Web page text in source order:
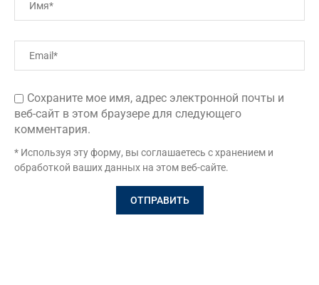
Сохраните мое имя, адрес электронной почты и
веб-сайт в этом браузере для следующего
комментария.
* Используя эту форму, вы соглашаетесь с хранением и
обработкой ваших данных на этом веб-сайте.